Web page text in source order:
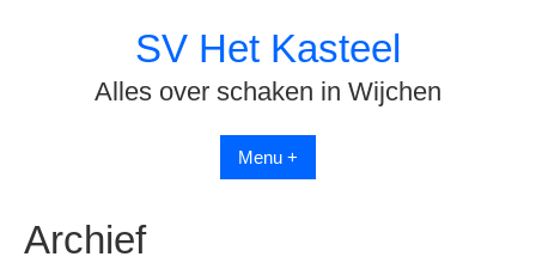
SV Het Kasteel
Alles over schaken in Wijchen
Menu +
Archief